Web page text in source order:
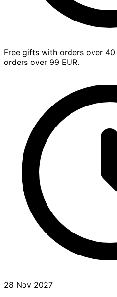
Free gifts with orders over 40
orders over 99 EUR.
28 Nov 2027